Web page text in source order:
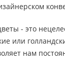
- это
или
нам